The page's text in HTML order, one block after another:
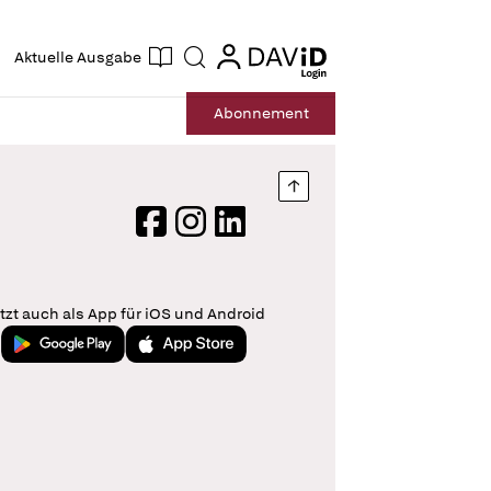
Aktuelle Ausgabe Suche login
login
Abonnement
Nach oben springen
FacebookInstagram
LinkedIn
auch als App für iOS und Android
Jetzt bei Google PlayLaden im App Store